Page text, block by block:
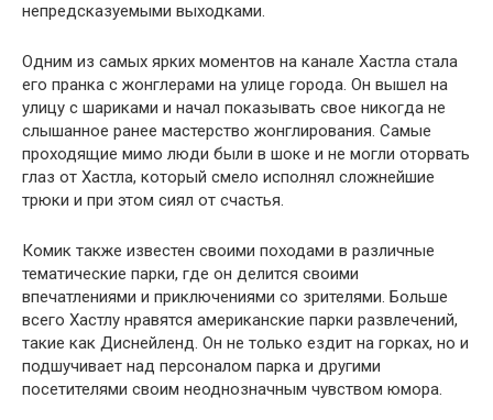
непредсказуемыми выходками.
Одним из самых ярких моментов на канале Хастла стала
его пранка с жонглерами на улице города. Он вышел на
улицу с шариками и начал показывать свое никогда не
слышанное ранее мастерство жонглирования. Самые
проходящие мимо люди были в шоке и не могли оторвать
глаз от Хастла, который смело исполнял сложнейшие
трюки и при этом сиял от счастья.
Комик также известен своими походами в различные
тематические парки, где он делится своими
впечатлениями и приключениями со зрителями. Больше
всего Хастлу нравятся американские парки развлечений,
такие как Диснейленд. Он не только ездит на горках, но и
подшучивает над персоналом парка и другими
посетителями своим неоднозначным чувством юмора.